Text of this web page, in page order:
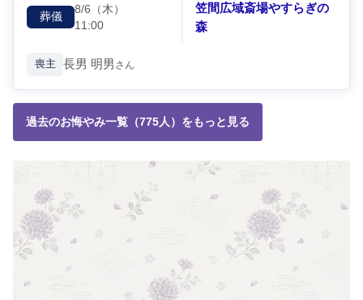
葬儀
8/6 （木）
11:00
笠間広域斎場やすらぎの
森
喪主 長男 明男 さん
過去のお悔やみ一覧（775人）をもっと見る